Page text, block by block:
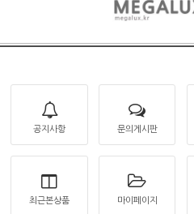
공지사항 문의게시판
최근본상품 마이페이지